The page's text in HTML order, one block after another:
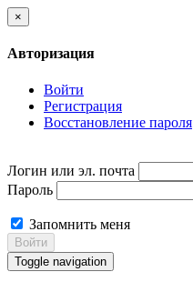
×
Авторизация
Войти
Регистрация
Восстановление пароля
Логин или эл. почта
Пароль
Запомнить меня
Войти
Toggle navigation